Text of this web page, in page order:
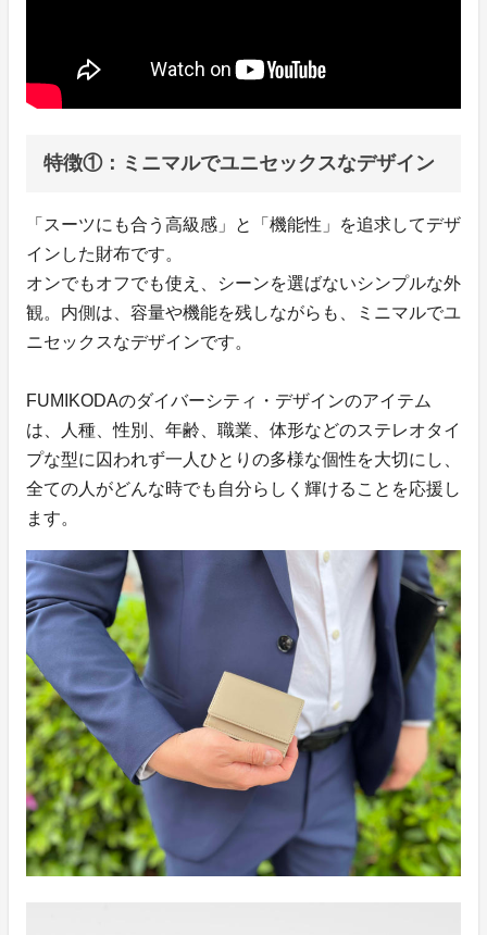
特徴①：ミニマルでユニセックスなデザイン
「スーツにも合う高級感」と「機能性」を追求してデザ
インした財布です。
オンでもオフでも使え、シーンを選ばないシンプルな外
観。内側は、容量や機能を残しながらも、ミニマルでユ
ニセックスなデザインです。
FUMIKODAのダイバーシティ・デザインのアイテム
は、人種、性別、年齢、職業、体形などのステレオタイ
プな型に囚われず一人ひとりの多様な個性を大切にし、
全ての人がどんな時でも自分らしく輝けることを応援し
ます。